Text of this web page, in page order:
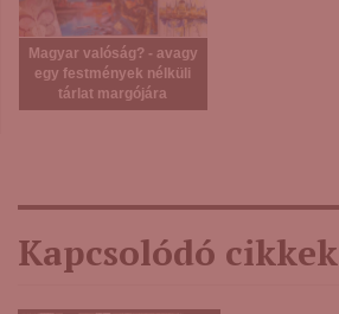
Magyar valóság? - avagy
egy festmények nélküli
tárlat margójára
Kapcsolódó cikkek